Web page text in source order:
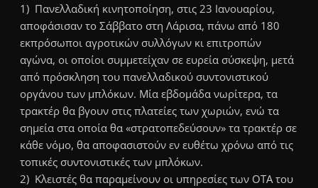
1) Πανελλαδική κινητοποίηση, στις 23 Ιανουαρίου,
αποφάσισαν το Σάββατο στη Λάρισα, πάνω από 180
εκπρόσωποι αγροτικών συλλόγων κι επιτροπών
αγώνα, οι οποίοι συμμετείχαν σε ευρεία σύσκεψη, μετά
από πρόσκληση του πανελλαδικού συντονιστικού
οργάνου των μπλόκων. Μία εβδομάδα νωρίτερα, τα
τρακτέρ θα βγουν στις πλατείες των χωριών, ενώ τα
σημεία στα οποία θα «στρατοπεδεύσουν» τα τρακτέρ σε
κάθε νόμο, θα αποφασιστούν εν ευθέτω χρόνω από τις
τοπικές συντονιστικές των μπλόκων.
2) Κλειστές θα παραμείνουν οι υπηρεσίες των ΟΤΑ του